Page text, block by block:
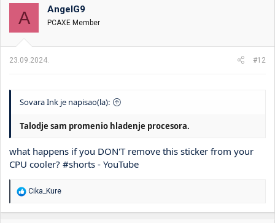
o
a
n
:
A AngelG9
PCAXE Member
23.09.2024. #12
Sovara Ink je napisao(la):
Talodje sam promenio hladenje procesora.
what happens if you DON'T remove this sticker from your
CPU cooler? #shorts - YouTube
R
a
Cika_Kure